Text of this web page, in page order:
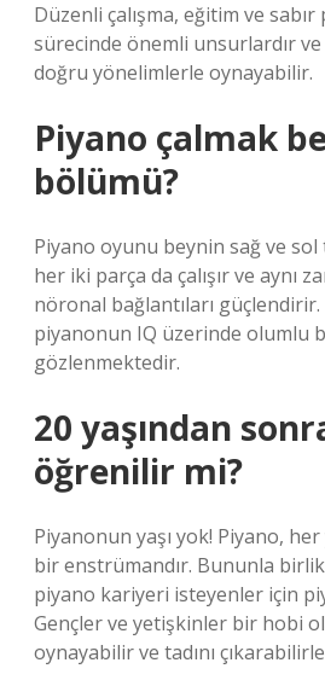
Düzenli çalışma, eğitim ve
sürecinde önemli unsurlardır
doğru yönelimlerle oynayabilir.
Piyano çalmak
bölümü?
Piyano oyunu beynin sağ ve sol
her iki parça da çalışır ve aynı
nöronal bağlantıları güçlendirir.
piyanonun IQ üzerinde olumlu
gözlenmektedir.
20 yaşından
öğrenilir mi?
Piyanonun yaşı yok! Piyano,
bir enstrümandır. Bununla
piyano kariyeri isteyenler için
Gençler ve yetişkinler bir hobi
oynayabilir ve tadını